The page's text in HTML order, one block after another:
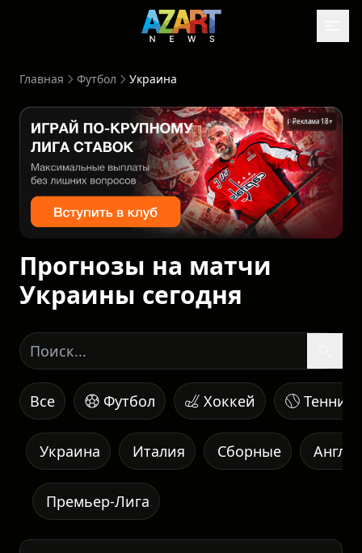
Главная Футбол Украина
Прогнозы на матчи
Украины сегодня
Все Футбол Хоккей Теннис
Италия Сборные
Украина
Премьер-Лига